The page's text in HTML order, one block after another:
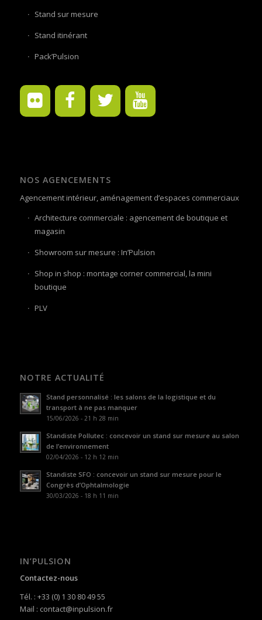
Stand sur mesure
Stand itinérant
Pack’Pulsion
NOS AGENCEMENTS
Agencement intérieur, aménagement d’espaces commerciaux
Architecture commerciale : agencement de boutique et
magasin
Showroom sur mesure : In’Pulsion
Shop in shop : montage corner commercial, la mini
boutique
PLV
NOTRE ACTUALITÉ
Stand personnalisé : les salons de la logistique et du
transport à ne pas manquer
15/06/2026 - 21 h 28 min
Standiste Pollutec : concevoir un stand sur mesure au salon
de l’environnement
02/04/2026 - 12 h 12 min
Standiste SFO : concevoir un stand sur mesure pour le
Congrès d’Ophtalmologie
30/03/2026 - 18 h 11 min
IN’PULSION
Contactez-nous
Tél. : +33 (0) 1 30 80 49 55
Mail : contact@inpulsion.fr